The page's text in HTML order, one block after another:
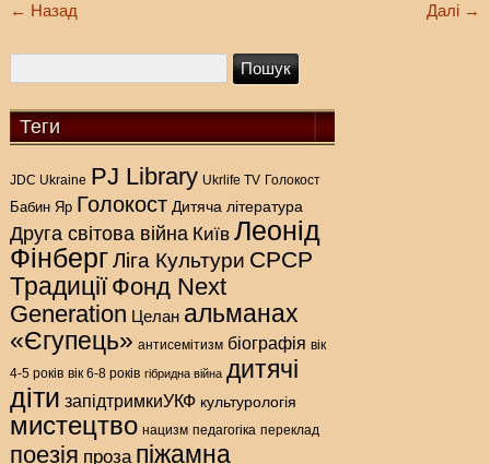
← Назад Далі →
Теги
JDC Ukraine PJ Library Ukrlife TV Голокост
Бабин Яр Голокост Дитяча література
Друга світова війна Київ Леонід
Фінберг Ліга Культури СРСР
ТрадиціїФонд Next
Generation Целан альманах
«Єгупець» антисемітизм біографія вік
4-5 років вік 6-8 років гібридна війна дитячі
діти запідтримкиУКФ культурологія
мистецтво нацизм педагогіка переклад
поезія проза піжамна